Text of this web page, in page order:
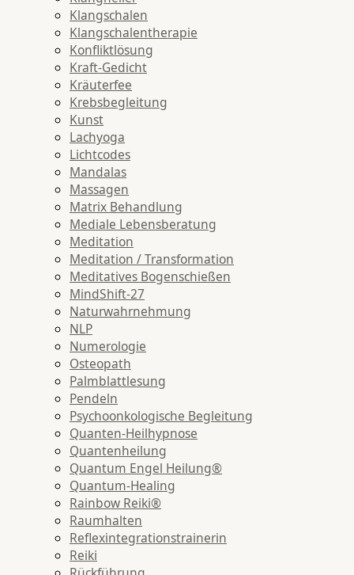
Klangschalen
Klangschalentherapie
Konfliktlösung
Kraft-Gedicht
Kräuterfee
Krebsbegleitung
Kunst
Lachyoga
Lichtcodes
Mandalas
Massagen
Matrix Behandlung
Mediale Lebensberatung
Meditation
Meditation / Transformation
Meditatives Bogenschießen
MindShift-27
Naturwahrnehmung
NLP
Numerologie
Osteopath
Palmblattlesung
Pendeln
Psychoonkologische Begleitung
Quanten-Heilhypnose
Quantenheilung
Quantum Engel Heilung®
Quantum-Healing
Rainbow Reiki®
Raumhalten
Reflexintegrationstrainerin
Reiki